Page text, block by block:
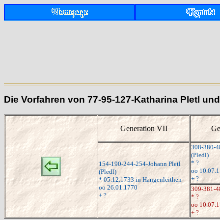
Die Vorfahren von 77-95-127-Katharina Pletl
Generation VII
154-190-244-254-Johann Pletl
(Pledl)
* 05.12.1733 in Hangenleithen
oo 26.01.1770
+ ?
308-380-
(Pledl)
* ?
oo
+ ?
309-381-
* ?
oo
+ ?